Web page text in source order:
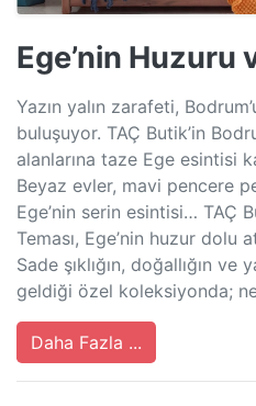
Ege’nin Huzuru
Yazın yalın zarafeti,
buluşuyor. TAÇ Butik’in
alanlarına taze Ege esintisi
Beyaz evler, mavi pencere
Ege’nin serin esintisi… TAÇ
Teması, Ege’nin huzur dolu
Sade şıklığın, doğallığın
geldiği özel koleksiyonda;
Daha Fazla ...